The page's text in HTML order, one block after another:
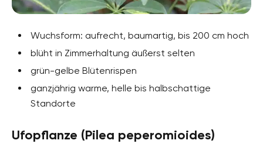
Wuchsform: aufrecht, baumartig, bis 200 cm hoch
blüht in Zimmerhaltung äußerst selten
grün-gelbe Blütenrispen
ganzjährig warme, helle bis halbschattige
Standorte
Ufopflanze (Pilea peperomioides)